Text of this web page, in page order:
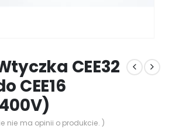
CEE32
CEE16
nie ma opinii o produkcie. )